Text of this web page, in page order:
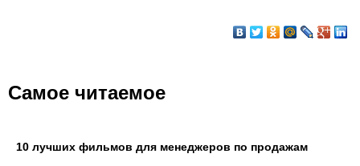
Самое читаемое
10 лучших фильмов для менеджеров по продажам